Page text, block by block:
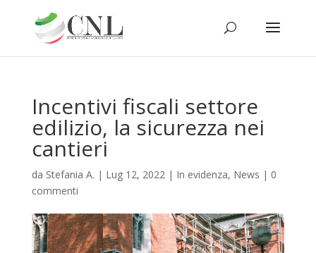
Incentivi fiscali settore
edilizio, la sicurezza nei
cantieri
da Stefania A. | Lug 12, 2022| In evidenza, News | 0
commenti